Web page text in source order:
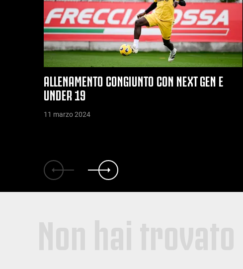
ALLENAMENTO CONGIUNTO CON NEXT GEN E
UNDER 19
11 marzo 2024